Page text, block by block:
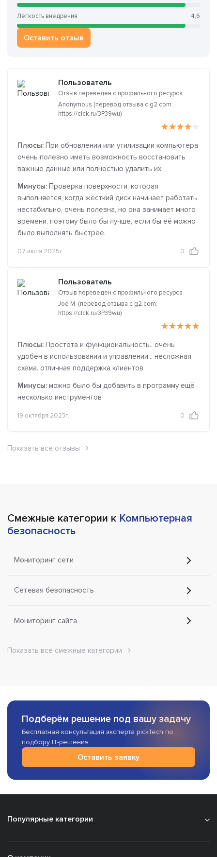
Легкость внедрения 4,6
Оставить отзыв
Пользователь
Отзыв переведен с профильного ресурса
Anonymous (перевод отзыва с g2.com:
https://clck.ru/3P39wu)
Плюсы: При обновлении или утилизации компьютера
очень полезно иметь возможность восстановить
важные данные или полностью удалить их.
Минусы: Проверка поверхности, которая
выполняется, когда жёсткий диск начинает работать
нестабильно, очень полезна, но она занимает много
времени, поэтому было бы лучше, если бы её можно
было выполнять быстрее.
07 июля 2025г. 0
Пользователь
Отзыв переведен с профильного ресурса
Joe M. (перевод отзыва с g2.com:
https://clck.ru/3P39wu)
Плюсы: Простота и функциональность.. очень
удобен в использовании и управлении... несложная
схема. отличная поддержка клиентов
Минусы: можно было бы добавить в программу ещё
несколько инструментов
19 октября 2023г. 0
Показать все отзывы
Смежные категории к Компьютерная
безопасность
Мониторинг сети
Сетевая безопасность
Мониторинг сайта
Показать все смежные категории
Подберём решение под вашу задачу
Бесплатная консультация эксперта pickTech по
подбору IT-решения
Оставить заявку
Популярные категории